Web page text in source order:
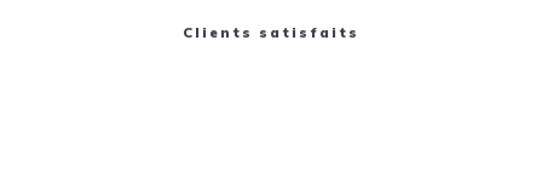
Clients satisfaits